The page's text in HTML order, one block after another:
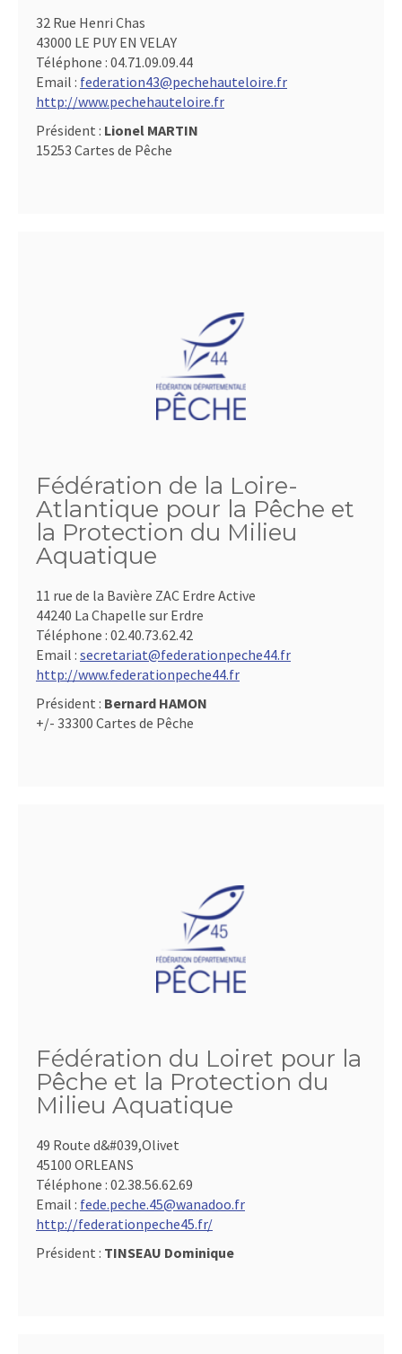
32 Rue Henri Chas
43000 LE PUY EN VELAY
Téléphone : 04.71.09.09.44
Email : federation43@pechehauteloire.fr
http://www.pechehauteloire.fr
Président : Lionel MARTIN
15253 Cartes de Pêche
Fédération de la Loire-
Atlantique pour la Pêche et
la Protection du Milieu
Aquatique
11 rue de la Bavière ZAC Erdre Active
44240 La Chapelle sur Erdre
Téléphone : 02.40.73.62.42
Email : secretariat@federationpeche44.fr
http://www.federationpeche44.fr
Président : Bernard HAMON
+/- 33300 Cartes de Pêche
Fédération du Loiret pour la
Pêche et la Protection du
Milieu Aquatique
49 Route d&#039,Olivet
45100 ORLEANS
Téléphone : 02.38.56.62.69
Email : fede.peche.45@wanadoo.fr
http://federationpeche45.fr/
Président : TINSEAU Dominique